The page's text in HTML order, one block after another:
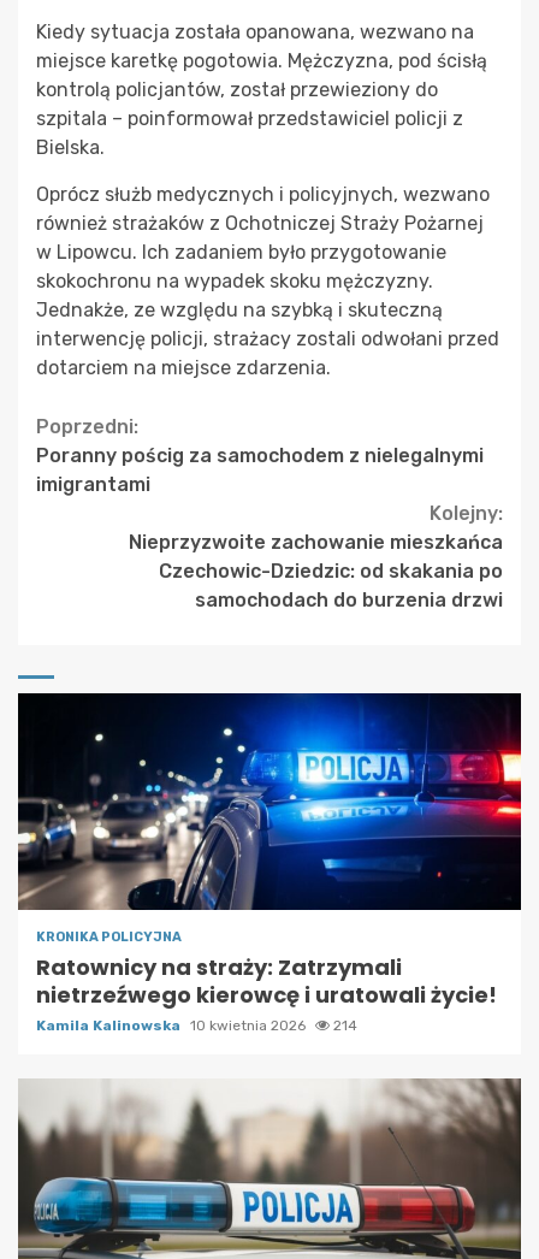
Kiedy sytuacja została opanowana, wezwano na
miejsce karetkę pogotowia. Mężczyzna, pod ścisłą
kontrolą policjantów, został przewieziony do
szpitala – poinformował przedstawiciel policji z
Bielska.
Oprócz służb medycznych i policyjnych, wezwano
również strażaków z Ochotniczej Straży Pożarnej
w Lipowcu. Ich zadaniem było przygotowanie
skokochronu na wypadek skoku mężczyzny.
Jednakże, ze względu na szybką i skuteczną
interwencję policji, strażacy zostali odwołani przed
dotarciem na miejsce zdarzenia.
Continue
Reading
Poprzedni:
Poranny pościg za samochodem z nielegalnymi
imigrantami
Kolejny:
Nieprzyzwoite zachowanie mieszkańca
Czechowic-Dziedzic: od skakania po
samochodach do burzenia drzwi
KRONIKA POLICYJNA
Ratownicy na straży: Zatrzymali
nietrzeźwego kierowcę i uratowali życie!
Kamila Kalinowska 10 kwietnia 2026 214